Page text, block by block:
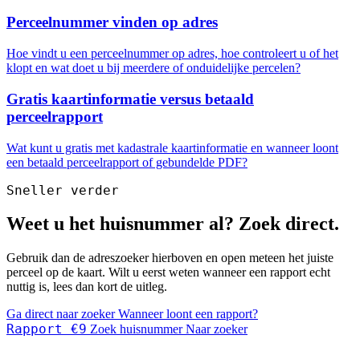
Perceelnummer vinden op adres
Hoe vindt u een perceelnummer op adres, hoe controleert u of het
klopt en wat doet u bij meerdere of onduidelijke percelen?
Gratis kaartinformatie versus betaald
perceelrapport
Wat kunt u gratis met kadastrale kaartinformatie en wanneer loont
een betaald perceelrapport of gebundelde PDF?
Sneller verder
Weet u het huisnummer al? Zoek direct.
Gebruik dan de adreszoeker hierboven en open meteen het juiste
perceel op de kaart. Wilt u eerst weten wanneer een rapport echt
nuttig is, lees dan kort de uitleg.
Ga direct naar zoekerWanneer loont een rapport?
Rapport €9 Zoek huisnummer Naar zoeker